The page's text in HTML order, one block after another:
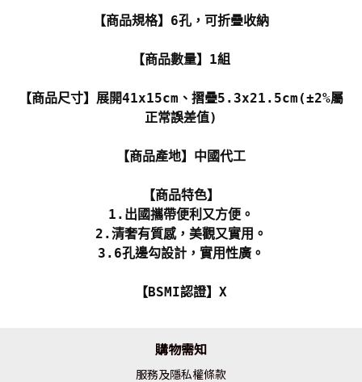
【商品規格】6孔，可折疊收納
【商品數量】1組
【商品尺寸】展開41x15cm、摺疊5.3x21.5cm(±2%屬
正常誤差值)
【商品產地】中國代工
【商品特色】
1.出國攜帶便利又方便。
2.清奢有質感，美觀又實用。
3.6孔邊勾設計，實用性廣。
【BSMI認證】X
購物需知
服務及隱私權條款